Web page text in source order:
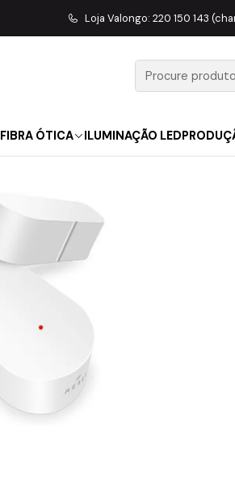
FIBRA ÓTICA ILUMINAÇÃO LED
Loja Valongo: 220 150 143
Início MATERIAL ELÉTRICO